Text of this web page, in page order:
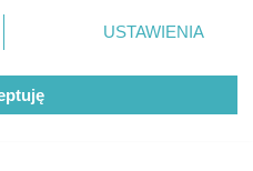
ustawień prywatności
rogu strony
nie wymagają zgody
sprzeciwić się takiemu
miały zastosowania tylko
USTAWIENIA